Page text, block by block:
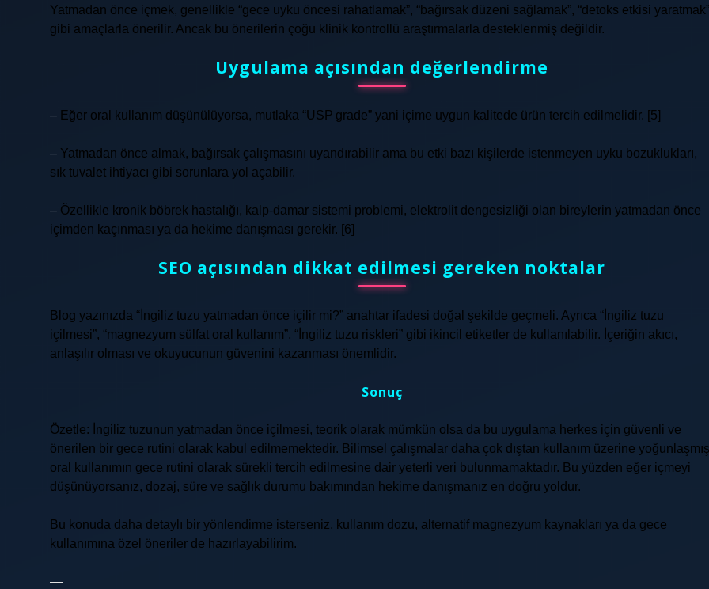
Yatmadan önce içmek, genellikle “gece uyku öncesi rahatlamak”, “bağırsak düzeni sağlamak”, “detoks etkisi yaratmak”
gibi amaçlarla önerilir. Ancak bu önerilerin çoğu klinik kontrollü araştırmalarla desteklenmiş değildir.
Uygulama açısından değerlendirme
– Eğer oral kullanım düşünülüyorsa, mutlaka “USP grade” yani içime uygun kalitede ürün tercih edilmelidir. [5]
– Yatmadan önce almak, bağırsak çalışmasını uyandırabilir ama bu etki bazı kişilerde istenmeyen uyku bozuklukları,
sık tuvalet ihtiyacı gibi sorunlara yol açabilir.
– Özellikle kronik böbrek hastalığı, kalp‑damar sistemi problemi, elektrolit dengesizliği olan bireylerin yatmadan önce
içimden kaçınması ya da hekime danışması gerekir. [6]
SEO açısından dikkat edilmesi gereken noktalar
Blog yazınızda “İngiliz tuzu yatmadan önce içilir mi?” anahtar ifadesi doğal şekilde geçmeli. Ayrıca “İngiliz tuzu
içilmesi”, “magnezyum sülfat oral kullanım”, “İngiliz tuzu riskleri” gibi ikincil etiketler de kullanılabilir. İçeriğin akıcı,
anlaşılır olması ve okuyucunun güvenini kazanması önemlidir.
Sonuç
Özetle: İngiliz tuzunun yatmadan önce içilmesi, teorik olarak mümkün olsa da bu uygulama herkes için güvenli ve
önerilen bir gece rutini olarak kabul edilmemektedir. Bilimsel çalışmalar daha çok dıştan kullanım üzerine
oral kullanımın gece rutini olarak sürekli tercih edilmesine dair yeterli veri bulunmamaktadır. Bu yüzden eğer içmeyi
düşünüyorsanız, dozaj, süre ve sağlık durumu bakımından hekime danışmanız en doğru yoldur.
Bu konuda daha detaylı bir yönlendirme isterseniz, kullanım dozu, alternatif magnezyum kaynakları ya da gece
kullanımına özel öneriler de hazırlayabilirim.
—